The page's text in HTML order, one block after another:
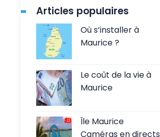
Articles populaires
Où s’installer à
Maurice ?
Le coût de la vie à
Maurice
Île Maurice
Caméras en directs